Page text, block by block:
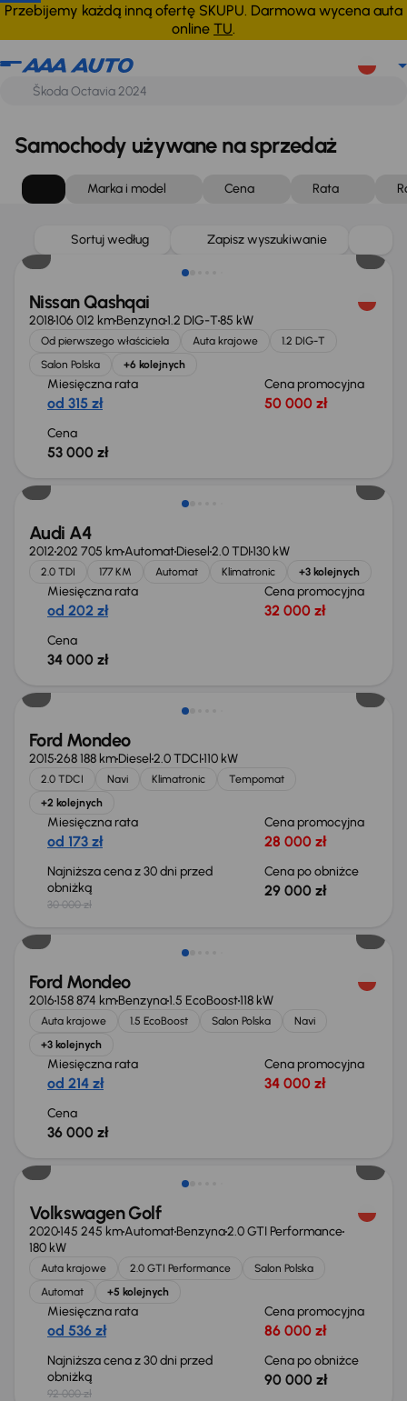
Przebijemy każdą inną ofertę SKUPU. Darmowa wycena auta
online TU.
Samochody używane na sprzedaż
Marka i model Cena Rata
Sortuj według Zapisz wyszukiwanie
Nissan Qashqai
2018106 012 kmBenzyna1.2 DIG-T85 kW
Od pierwszego właściciela Auta krajowe
1.2 DIG-T
Salon Polska
+6 kolejnych
Miesięczna rata
od 315 zł
Cena promocyjna
50 000 zł
Cena
53 000 zł
Audi A4
2012202 705 kmAutomatDiesel2.0 TDI130 kW
2.0 TDI 177 KM Automat Klimatronic +3 kolejnych
Miesięczna rata
od 202 zł
Cena promocyjna
32 000 zł
Cena
34 000 zł
Ford Mondeo
2015268 188 kmDiesel2.0 TDCI110 kW
2.0 TDCI Navi Klimatronic
Tempomat
+2 kolejnych
Miesięczna rata
od 173 zł
Cena promocyjna
28 000 zł
Najniższa cena z 30 dni przed
obniżką
30 000 zł
Cena po obniżce
29 000 zł
Ford Mondeo
2016158 874 kmBenzyna1.5 EcoBoost118 kW
Auta krajowe 1.5 EcoBoost Salon Polska
Navi
+3 kolejnych
Miesięczna rata
od 214 zł
Cena promocyjna
34 000 zł
Cena
36 000 zł
Taniej o 2 000 zł
Volkswagen Golf
2020145 245 kmAutomatBenzyna2.0 GTI Performance
180 kW
Auta krajowe 2.0 GTI Performance
Salon Polska
Automat
+5 kolejnych
Miesięczna rata
od 536 zł
Cena promocyjna
86 000 zł
Najniższa cena z 30 dni przed
obniżką
92 000 zł
Cena po obniżce
90 000 zł